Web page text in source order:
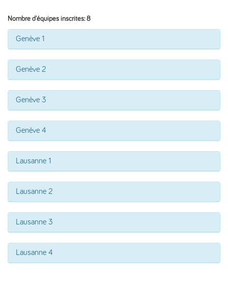
Nombre d'équipes inscrites: 8
Genève 1
Genève 2
Genève 3
Genève 4
Lausanne 1
Lausanne 2
Lausanne 3
Lausanne 4